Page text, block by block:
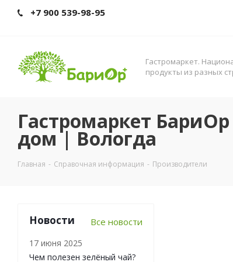
+7 900 539-98-95
Гастромаркет.
прoдукты из разных
Гастромаркет
дом | Вологда
Главная - Справочная информация - Производители
Новости Все новости
17 июня 2025
Чем полезен зелёный чай?